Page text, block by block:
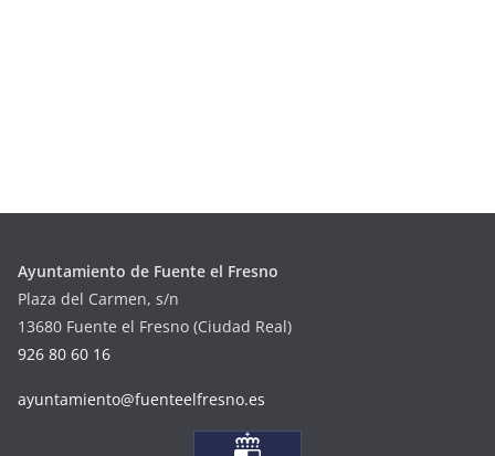
Ayuntamiento de Fuente el Fresno
Plaza del Carmen, s/n
13680 Fuente el Fresno (Ciudad Real)
926 80 60 16
ayuntamiento@fuenteelfresno.es